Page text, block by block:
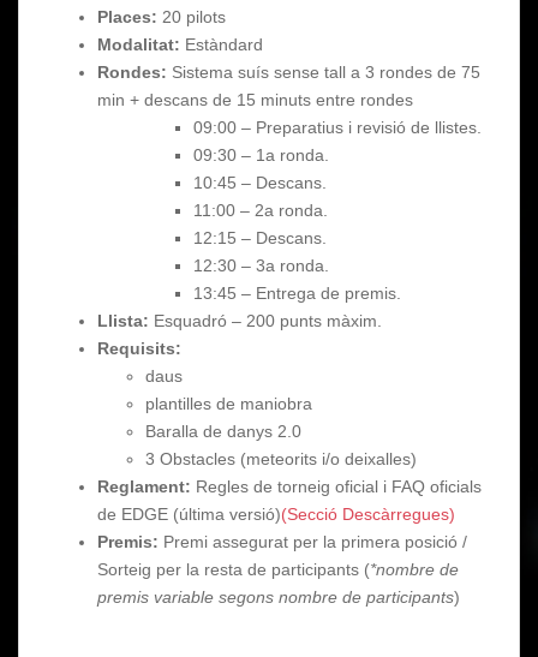
Places: 20 pilots
Modalitat: Estàndard
Rondes: Sistema suís sense tall a 3 rondes de 75
min + descans de 15 minuts entre rondes
09:00 – Preparatius i revisió de llistes.
09:30 – 1a ronda.
10:45 – Descans.
11:00 – 2a ronda.
12:15 – Descans.
12:30 – 3a ronda.
13:45 – Entrega de premis.
Llista: Esquadró – 200 punts màxim.
Requisits:
daus
plantilles de maniobra
Baralla de danys 2.0
3 Obstacles (meteorits i/o deixalles)
Reglament: Regles de torneig oficial i FAQ oficials
de EDGE (última versió)(Secció Descàrregues)
Premis: Premi assegurat per la primera posició /
Sorteig per la resta de participants (*nombre de
premis variable segons nombre de participants)